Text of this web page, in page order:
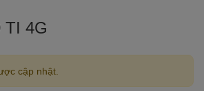
TI 4G
cập nhật.